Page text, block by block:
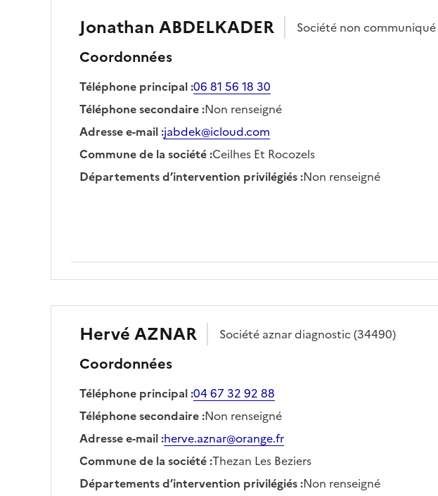
JonathanABDELKADER Société non communiqué
Coordonnées
Téléphone principal:06 81 56 18 30
Téléphone secondaire:Non renseigné
Adresse e-mail:jabdek@icloud.com
Commune de la société:Ceilhes Et Rocozels
Départements d’intervention privilégiés:Non renseigné
HervéAZNAR Société aznar diagnostic(34490)
Coordonnées
Téléphone principal:04 67 32 92 88
Téléphone secondaire:Non renseigné
Adresse e-mail:herve.aznar@orange.fr
Commune de la société:Thezan Les Beziers
Départements d’intervention privilégiés:Non renseigné